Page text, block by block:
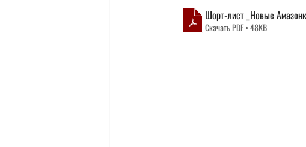
Шорт-лист _Новые
Скачать PDF • 48KB